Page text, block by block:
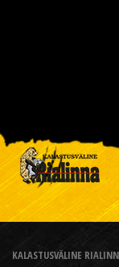
KALASTUSVÄLINE